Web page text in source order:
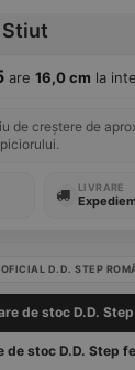
are 16,0 cm la
de creștere de
LIVRARE
OFICIAL D.D. STEP
de stoc D.D. Step
de stoc D.D. Step